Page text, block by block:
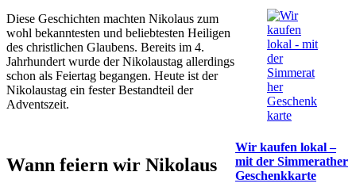
Diese Geschichten machten Nikolaus zum
wohl bekanntesten und beliebtesten Heiligen
des christlichen Glaubens. Bereits im 4.
Jahrhundert wurde der Nikolaustag allerdings
schon als Feiertag begangen. Heute ist der
Nikolaustag ein fester Bestandteil der
Adventszeit.
Wann feiern wir Nikolaus
Wir kaufen lokal –
mit der Simmerather
Geschenkkarte